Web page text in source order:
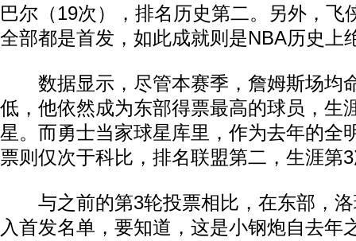
巴尔（19次），排名历史第二。另外，飞
全部都是首发，如此成就则是NBA历史上
数据显示，尽管本赛季，詹姆斯场均
低，他依然成为东部得票最高的球员，生
星。而勇士当家球星库里，作为去年的全
票则仅次于科比，排名联盟第二，生涯第
与之前的第3轮投票相比，在东部，洛
入首发名单，要知道，这是小钢炮自去年
动物系恋人啊 | 钟欣潼体验爱情哲学 南